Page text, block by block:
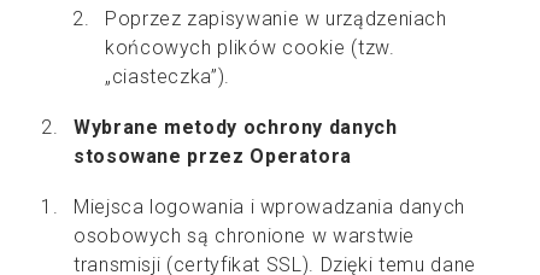
Poprzez zapisywanie w urządzeniach
końcowych plików cookie (tzw.
„ciasteczka”).
Wybrane metody ochrony danych
stosowane przez Operatora
Miejsca logowania i wprowadzania danych
osobowych są chronione w warstwie
transmisji (certyfikat SSL). Dzięki temu dane